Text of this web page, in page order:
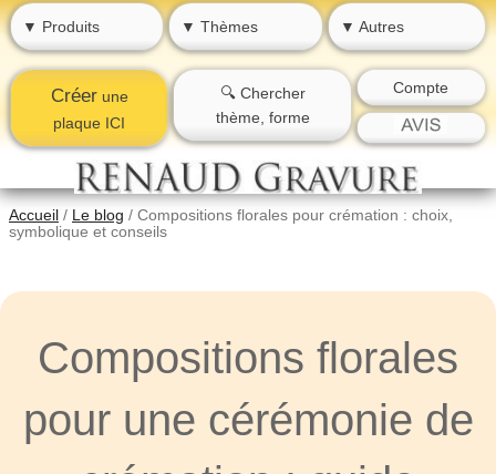
▼ Produits ▼ Thèmes ▼ Autres
Créerune
plaque ICI
🔍 Chercher
thème, forme
Compte
Accueil / Le blog / Compositions florales pour crémation : choix,
symbolique et conseils
Compositions florales
pour une cérémonie de